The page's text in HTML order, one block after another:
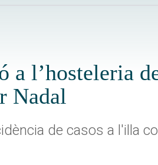
a l’hosteleria
Nadal
de casos a l'illa